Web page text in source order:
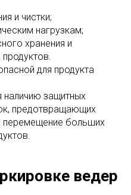
и чистки;
нагрузкам;
хранения и
для продукта
наличию защитных
предотвращающих
перемещение больших
ведер